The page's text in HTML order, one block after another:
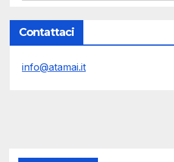
Contattaci
info@atamai.it